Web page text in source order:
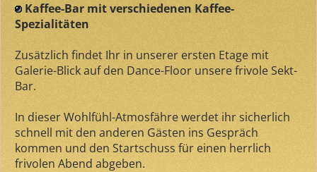
Kaffee-Bar mit verschiedenen Kaffee-
Spezialitäten
Zusätzlich findet Ihr in unserer ersten Etage mit
Galerie-Blick auf den Dance-Floor unsere frivole Sekt-
Bar.
In dieser Wohlfühl-Atmosfähre werdet ihr sicherlich
schnell mit den anderen Gästen ins Gespräch
kommen und den Startschuss für einen herrlich
frivolen Abend abgeben.